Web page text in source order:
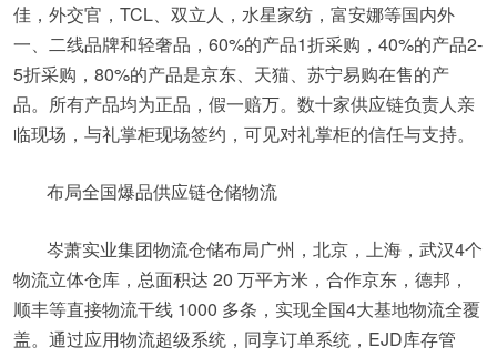
佳，外交官，TCL、双立人，水星家纺，富安娜等国内外
一、二线品牌和轻奢品，60%的产品1折采购，40%的产品2-
5折采购，80%的产品是京东、天猫、苏宁易购在售的产
品。所有产品均为正品，假一赔万。数十家供应链负责人亲
临现场，与礼掌柜现场签约，可见对礼掌柜的信任与支持。
布局全国爆品供应链仓储物流
岑萧实业集团物流仓储布局广州，北京，上海，武汉4个
物流立体仓库，总面积达 20 万平方米，合作京东，德邦，
顺丰等直接物流干线 1000 多条，实现全国4大基地物流全覆
盖。通过应用物流超级系统，同享订单系统，EJD库存管